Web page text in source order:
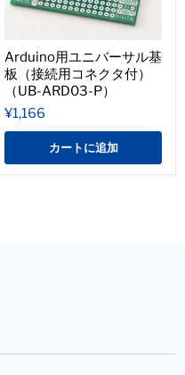
Arduino用ユニバーサル基
板（接続用コネクタ付）
（UB-ARD03-P）
¥1,166
カートに追加